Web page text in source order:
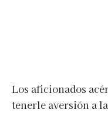
Los aficionados
tenerle aversión a